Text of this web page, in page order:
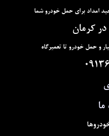
امداد برای حمل خودرو شما
در کرمان
و حمل خودرو تا تعمیرگاه
ما